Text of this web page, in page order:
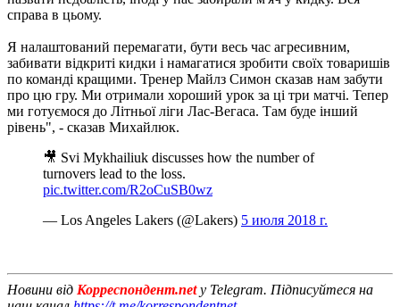
справа в цьому.
Я налаштований перемагати, бути весь час агресивним,
забивати відкриті кидки і намагатися зробити своїх товаришів
по команді кращими. Тренер Майлз Симон сказав нам забути
про цю гру. Ми отримали хороший урок за ці три матчі. Тепер
ми готуємося до Літньої ліги Лас-Вегаса. Там буде інший
рівень", - сказав Михайлюк.
🎥 Svi Mykhailiuk discusses how the number of
turnovers lead to the loss.
pic.twitter.com/R2oCuSB0wz
— Los Angeles Lakers (@Lakers) 5 июля 2018 г.
Новини від Корреспондент.netу Telegram. Підписуйтеся на